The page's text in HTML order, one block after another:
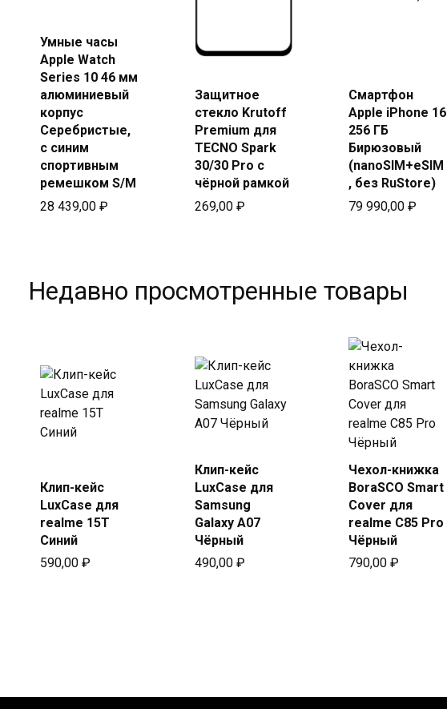
Умные часы
Apple Watch
Series 10 46 мм
алюминиевый
корпус
Серебристые,
с синим
спортивным
ремешком S/M
28 439,00 ₽
Купить
в Beeline
Защитное
стекло Krutoff
Premium для
TECNO Spark
30/30 Pro с
чёрной рамкой
269,00 ₽
Смартфон
Apple iPhone 16
256 ГБ
Бирюзовый
(nanoSIM+eSIM
, без RuStore)
79 990,00 ₽
Недавно просмотренные товары
в Beeline
Клип-кейс
LuxCase для
realme 15T
Синий
590,00 ₽
Купить
в Beeline
Клип-кейс
LuxCase для
Samsung
Galaxy A07
Чёрный
490,00 ₽
Купить
в Beeline
Чехол-книжка
BoraSCO Smart
Cover для
realme C85 Pro
Чёрный
790,00 ₽